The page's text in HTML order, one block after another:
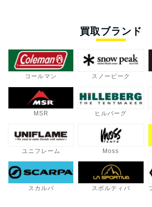
買取ブランド
コールマン スノーピーク
MSR ヒルバーグ
ユニフレーム Moss
スカルパ スポルティバ